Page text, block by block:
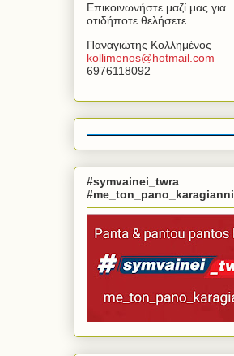
Επικοινωνήστε μαζί μας για
οτιδήποτε θελήσετε.
Παναγιώτης Κολλημένος
kollimenos@hotmail com
6976118092
#symvainei_twra
#me_ton_pano_karagianni